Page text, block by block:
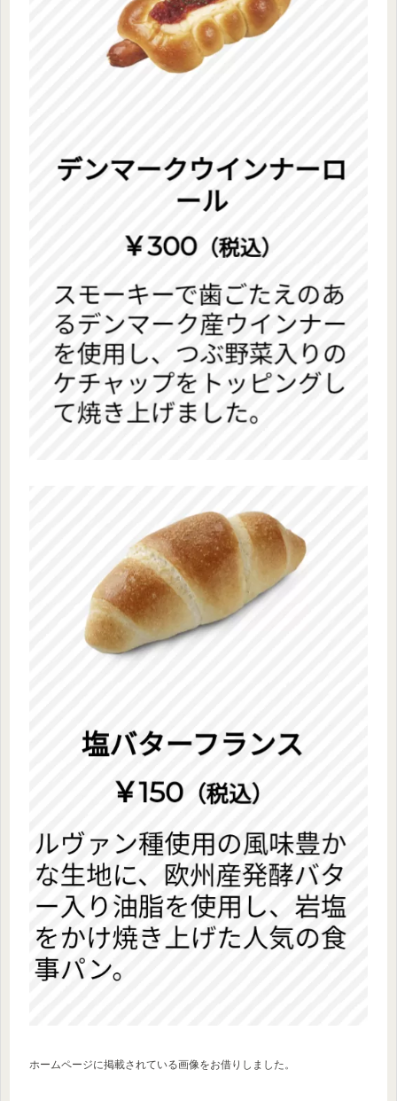
ホームページに掲載されている画像をお借りしました。